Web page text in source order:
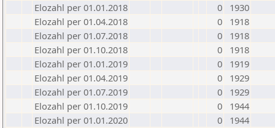
Elozahl per 01.01.2018
0
1930
Elozahl per 01.04.2018
0
1918
Elozahl per 01.07.2018
0
1918
Elozahl per 01.10.2018
0
1918
Elozahl per 01.01.2019
0
1919
Elozahl per 01.04.2019
0
1929
Elozahl per 01.07.2019
0
1929
Elozahl per 01.10.2019
0
1944
Elozahl per 01.01.2020
0
1944